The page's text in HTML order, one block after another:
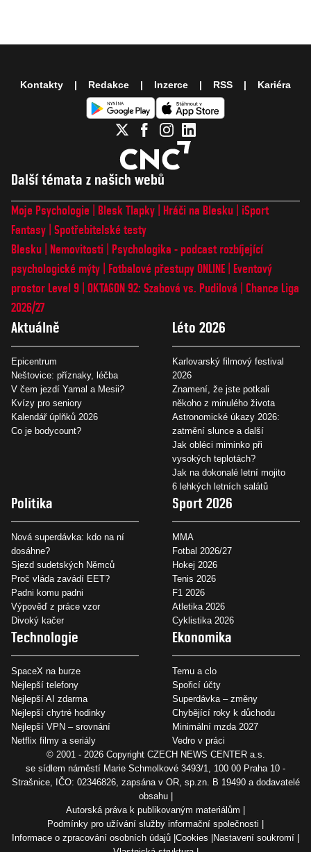
Další témata z našich webů
Moje Psychologie Blesk Tlapky Hráči na Blesku
iSport
Fantasy Spotřebitelské testy
Blesku
Nemovitosti
Psychologika - podcast rozbíjející
psychologické mýty
Fotbalové přestupy ONLINE
Eventový
prostor Level 9 OKTAGON 92: Szabová vs. Pudilová
Chance Liga
2026/27
Aktuálně
Epicentrum
Neštovice: příznaky, léčba
V čem jezdí Yamal a Mesii?
Kvízy pro seniory
Kalendář úplňků 2026
Co je bodycount?
Léto 2026
Karlovarský filmový festival
2026
Znamení, že jste potkali
někoho z minulého života
Astronomické úkazy 2026:
zatmění slunce a další
Jak obléci miminko při
vysokých teplotách?
Jak na dokonalé letní mojito
6 lehkých letních salátů
Politika
Nová superdávka: kdo na ní
dosáhne?
Sjezd sudetských Němců
Proč vláda zavádí EET?
Padni komu padni
Výpověď z práce vzor
Divoký kačer
Sport 2026
MMA
Fotbal 2026/27
Hokej 2026
Tenis 2026
F1 2026
Atletika 2026
Cyklistika 2026
Technologie
SpaceX na burze
Nejlepší telefony
Nejlepší AI zdarma
Nejlepší chytré hodinky
Nejlepší VPN – srovnání
Netflix filmy a seriály
Ekonomika
Temu a clo
Spořicí účty
Superdávka – změny
Chybějící roky k důchodu
Minimální mzda 2027
Vedro v práci
Kontakty Redakce Inzerce RSS Kariéra
© 2001 - 2026 Copyright CZECH NEWS CENTER a.s.
se sídlem náměstí Marie Schmolkové 3493/1, 100 00 Praha 10 -
Strašnice, IČO: 02346826, zapsána v OR, sp.zn. B 19490 a dodavatelé
obsahu
Autorská práva k publikovaným materiálům
Podmínky pro užívání služby informační společnosti
Informace o zpracování osobních údajů Cookies Nastavení soukromí